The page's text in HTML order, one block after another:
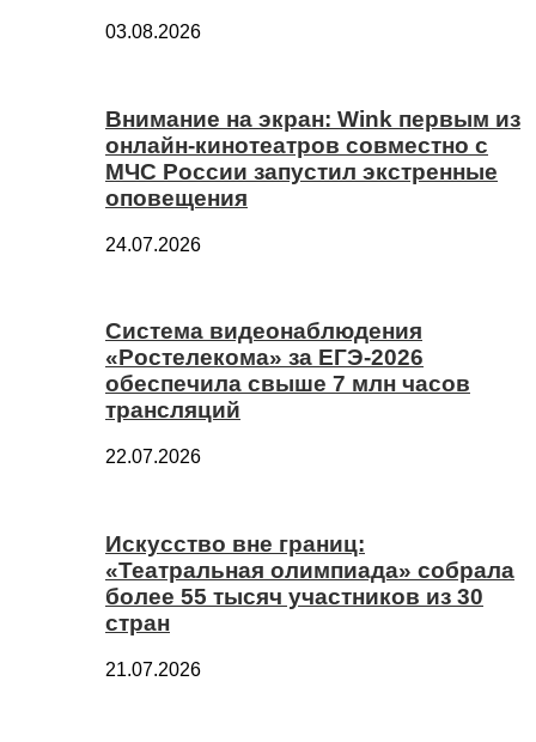
03.08.2026
Внимание на экран: Wink первым из
онлайн-кинотеатров совместно с
МЧС России запустил экстренные
оповещения
24.07.2026
Система видеонаблюдения
«Ростелекома» за ЕГЭ-2026
обеспечила свыше 7 млн часов
трансляций
22.07.2026
Искусство вне границ:
«Театральная олимпиада» собрала
более 55 тысяч участников из 30
стран
21.07.2026